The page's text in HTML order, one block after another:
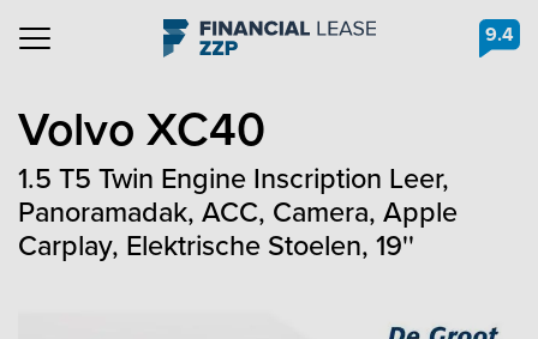
Navigation 9.4
VolvoXC40
1.5 T5 Twin Engine Inscription Leer,
Panoramadak, ACC, Camera, Apple
Carplay, Elektrische Stoelen, 19''